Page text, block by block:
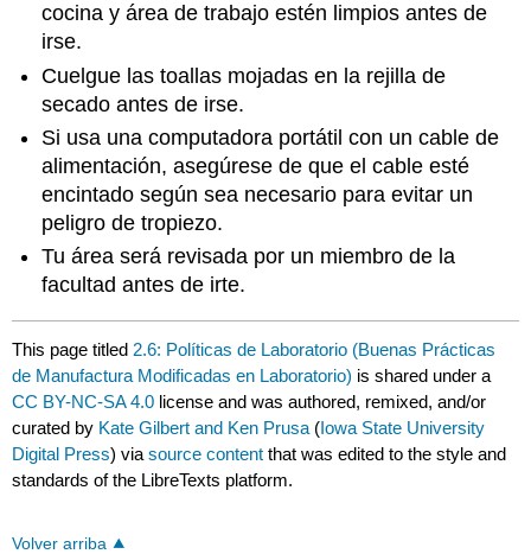
cocina y área de trabajo estén limpios antes de
irse.
Cuelgue las toallas mojadas en la rejilla de
secado antes de irse.
Si usa una computadora portátil con un cable de
alimentación, asegúrese de que el cable esté
encintado según sea necesario para evitar un
peligro de tropiezo.
Tu área será revisada por un miembro de la
facultad antes de irte.
This page titled 2.6: Políticas de Laboratorio (Buenas Prácticas
de Manufactura Modificadas en Laboratorio) is shared under a
CC BY-NC-SA 4.0 license and was authored, remixed, and/or
curated by Kate Gilbert and Ken Prusa (Iowa State University
Digital Press) viasource content that was edited to the style and
standards of the LibreTexts platform.
Volver arriba